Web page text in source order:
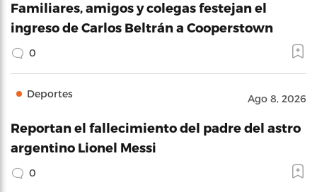
Familiares, amigos y colegas festejan el
ingreso de Carlos Beltrán a Cooperstown
0
Deportes Ago 8, 2026
Reportan el fallecimiento del padre del astro
argentino Lionel Messi
0